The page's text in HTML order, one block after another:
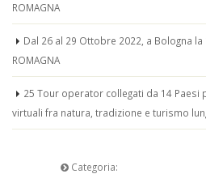
ROMAGNA
Dal 26 al 29 Ottobre 2022, a Bologna la
ROMAGNA
25 Tour operator collegati da 14
virtuali fra natura, tradizione e turismo
Categoria: